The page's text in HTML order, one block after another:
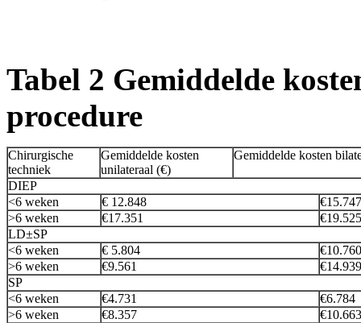
Tabel 2 Gemiddelde
procedure
Chirurgische
techniek
Gemiddelde kosten
unilateraal (€)
Gemiddelde kosten
DIEP
<6 weken
€ 12.848
€15.747
>6 weken
€17.351
€19.525
LD±SP
<6 weken
€ 5.804
€10.760
>6 weken
€9.561
€14.939
SP
<6 weken
€4.731
€6.784
>6 weken
€8.357
€10.663